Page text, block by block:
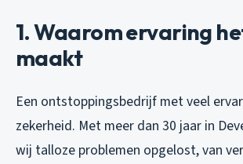
1. Waarom ervaring
maakt
Een ontstoppingsbedrijf met veel
zekerheid. Met meer dan 30 jaar in
wij talloze problemen opgelost, van